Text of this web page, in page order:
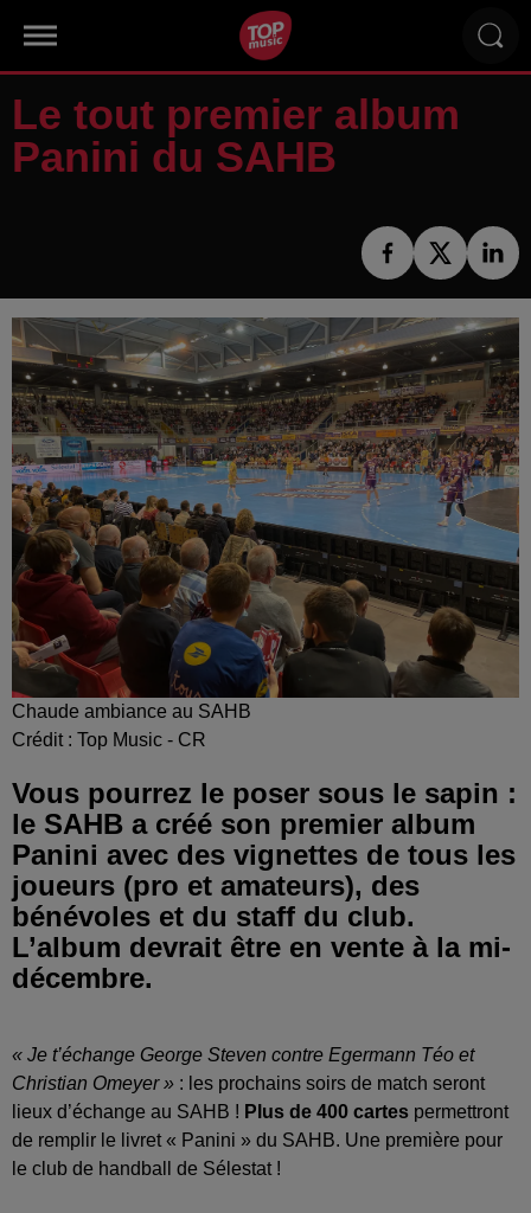
Le tout premier album
Panini du SAHB
Chaude ambiance au SAHB
Crédit : Top Music - CR
Vous pourrez le poser sous le sapin :
le SAHB a créé son premier album
Panini avec des vignettes de tous les
joueurs (pro et amateurs), des
bénévoles et du staff du club.
L’album devrait être en vente à la mi-
décembre.
« Je t’échange George Steven contre Egermann Téo et
Christian Omeyer » : les prochains soirs de match seront
lieux d’échange au SAHB ! Plus de 400 cartes permettront
de remplir le livret « Panini » du SAHB. Une première pour
le club de handball de Sélestat !